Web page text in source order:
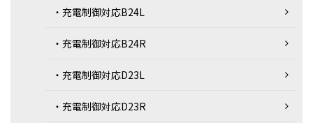
・充電制御対応B24L
・充電制御対応B24R
・充電制御対応D23L
・充電制御対応D23R